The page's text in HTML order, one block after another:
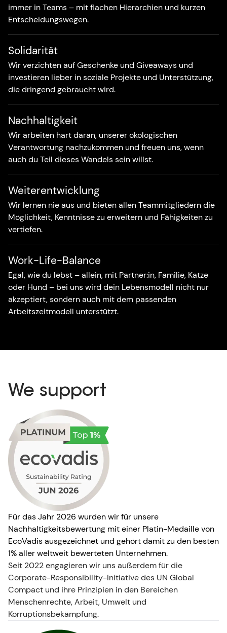
immer in Teams – mit flachen Hierarchien und kurzen
Entscheidungswegen.
Solidarität
Wir verzichten auf Geschenke und Giveaways und
investieren lieber in soziale Projekte und Unterstützung,
die dringend gebraucht wird.
Nachhaltigkeit
Wir arbeiten hart daran, unserer ökologischen
Verantwortung nachzukommen und freuen uns, wenn
auch du Teil dieses Wandels sein willst.
Weiterentwicklung
Wir lernen nie aus und bieten allen Teammitgliedern die
Möglichkeit, Kenntnisse zu erweitern und Fähigkeiten zu
vertiefen.
Work-Life-Balance
Egal, wie du lebst – allein, mit Partner:in, Familie, Katze
oder Hund – bei uns wird dein Lebensmodell nicht nur
akzeptiert, sondern auch mit dem passenden
Arbeitszeitmodell unterstützt.
We support
Für das Jahr 2026 wurden wir für unsere
Nachhaltigkeitsbewertung mit einer Platin-Medaille von
EcoVadis ausgezeichnet und gehört damit zu den besten
1% aller weltweit bewerteten Unternehmen.
Seit 2022 engagieren wir uns außerdem für die
Corporate-Responsibility-Initiative des UN Global
Compact und ihre Prinzipien in den Bereichen
Menschenrechte, Arbeit, Umwelt und
Korruptionsbekämpfung.